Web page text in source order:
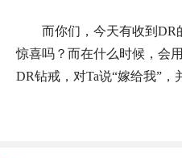
而你们，今天有收到DR
惊喜吗？而在什么时候，会
DR钻戒，对Ta说“嫁给我”，